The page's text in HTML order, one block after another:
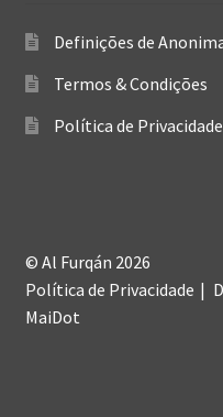
Definições de
Termos & Condições
Política de Privacidade
© Al Furqán 2026
Política de Privacidade
MaiDot